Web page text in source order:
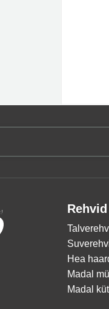
Rehvid
Hea
Madal
Madal